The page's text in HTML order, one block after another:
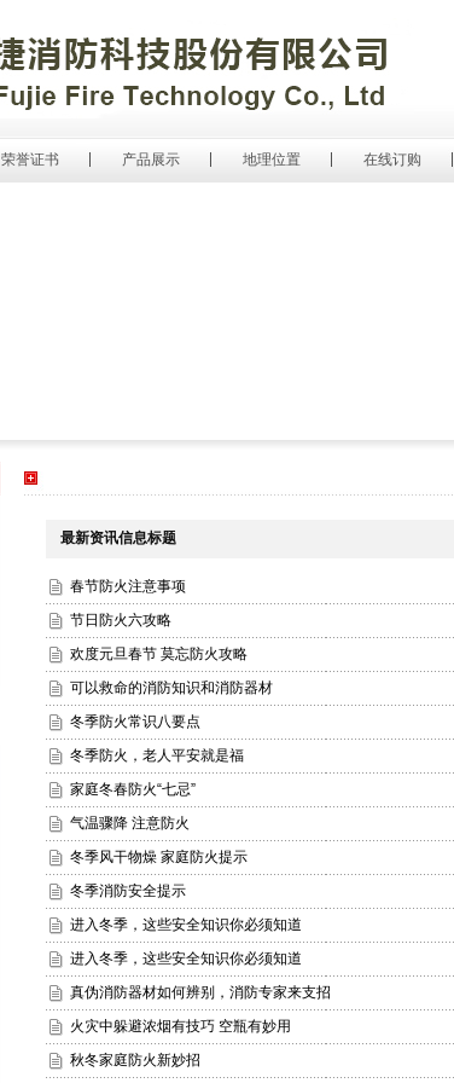
荣誉证书 产品展示 地理位置 在线订购
最新资讯信息标题
春节防火注意事项
节日防火六攻略
欢度元旦春节 莫忘防火攻略
可以救命的消防知识和消防器材
冬季防火常识八要点
冬季防火，老人平安就是福
家庭冬春防火“七忌”
气温骤降 注意防火
冬季风干物燥 家庭防火提示
冬季消防安全提示
进入冬季，这些安全知识你必须知道
进入冬季，这些安全知识你必须知道
真伪消防器材如何辨别，消防专家来支招
火灾中躲避浓烟有技巧 空瓶有妙用
秋冬家庭防火新妙招